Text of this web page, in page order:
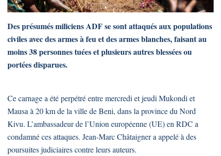
Des présumés miliciens ADF se sont attaqués aux populations
civiles avec des armes à feu et des armes blanches, faisant au
moins 38 personnes tuées et plusieurs autres blessées ou
portées disparues.
Ce carnage a été perpétré entre mercredi et jeudi Mukondi et
Mausa à 20 km de la ville de Beni, dans la province du Nord
Kivu. L’ambassadeur de l’Union européenne (UE) en RDC a
condamné ces attaques. Jean-Marc Châtaigner a appelé à des
poursuites judiciaires contre leurs auteurs.